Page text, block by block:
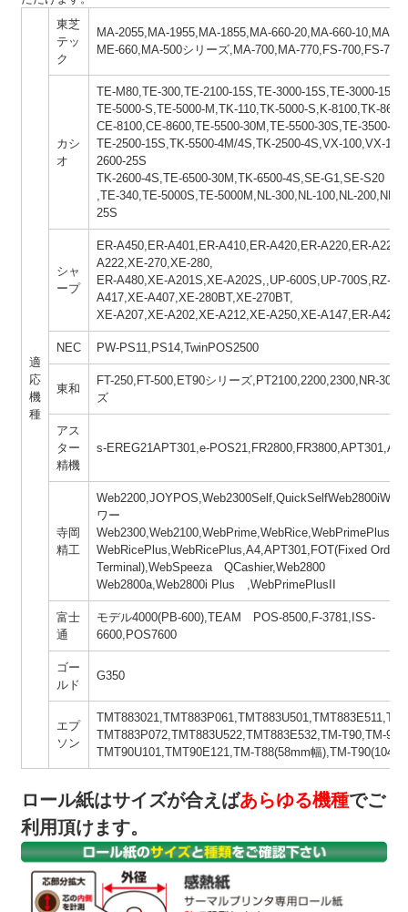
適
応
機
種
東芝
テッ
ク
MA-2055,MA-1955,MA-1855,MA-660-20,MA-660-10,MA-
ME-660,MA-500シリーズ,MA-700,MA-770,FS-700,FS-770
カシ
オ
TE-M80,TE-300,TE-2100-15S,TE-3000-15S,TE-3000-15M
TE-5000-S,TE-5000-M,TK-110,TK-5000-S,K-8100,TK-8600
CE-8100,CE-8600,TE-5500-30M,TE-5500-30S,TE-3500-
TE-2500-15S,TK-5500-4M/4S,TK-2500-4S,VX-100,VX-
2600-25S
TK-2600-4S,TE-6500-30M,TK-6500-4S,SE-G1,SE-S20
,TE-340,TE-5000S,TE-5000M,NL-300,NL-100,NL-200,NK-
25S
シャ
ープ
ER-A450,ER-A401,ER-A410,ER-A420,ER-A220,ER-
A222,XE-270,XE-280,
ER-A480,XE-A201S,XE-A202S,,UP-600S,UP-700S,RZ-
A417,XE-A407,XE-280BT,XE-270BT,
XE-A207,XE-A202,XE-A212,XE-A250,XE-A147,ER-
NEC PW-PS11,PS14,TwinPOS2500
東和
FT-250,FT-500,ET90シリーズ,PT2100,2200,2300,NR-3000
ズ
アス
ター
精機
s-EREG21APT301,e-
寺岡
精工
ワー
Web2300,Web2100,WebPrime,WebRice,WebPrimePlus
WebRicePlus,WebRicePlus,A4,APT301,FOT(Fixed
Terminal),WebSpeeza QCashier,Web2800
Web2800a,Web2800i Plus ,WebPrimePlusII
富士
通
モデル4000(PB-600),TEAM POS-8500,F-3781,ISS-
6600,POS7600
ゴー
ルド
G350
エプ
ソン
TMT883P072,TMT883U522,TMT883E532,TM-T90,TM-90P
TMT90U101,TMT90E121,TM-T88(58mm幅),TM-
ロール紙はサイズが合えばあらゆる機種でご
利用頂けます。